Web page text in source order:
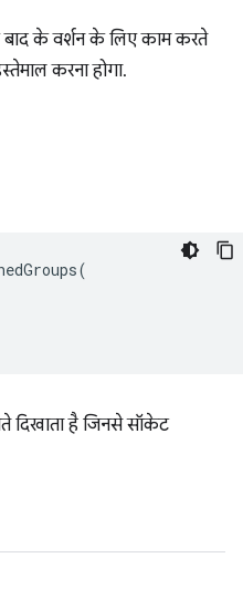
बाद के वर्शन के लिए काम करते
करना होगा.
(
दिखाता है जिनसे सॉकेट